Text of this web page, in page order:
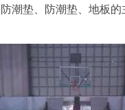
潮垫、防潮垫、地板